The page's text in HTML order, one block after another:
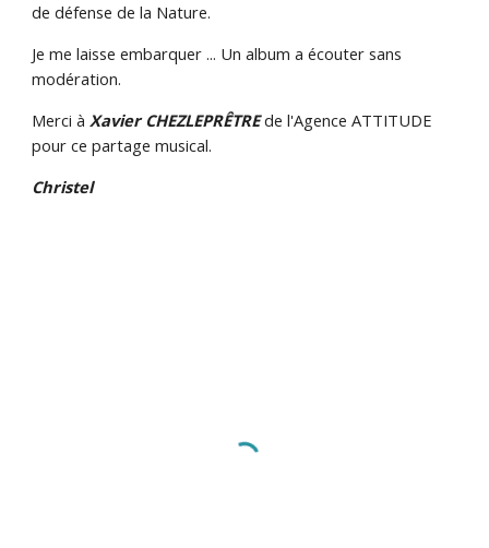
de défense de la Nature.
Je me laisse embarquer ... Un album a écouter sans
modération.
Merci àXavier CHEZLEPRÊTREde l'Agence ATTITUDE
pour ce partage musical.
Christel